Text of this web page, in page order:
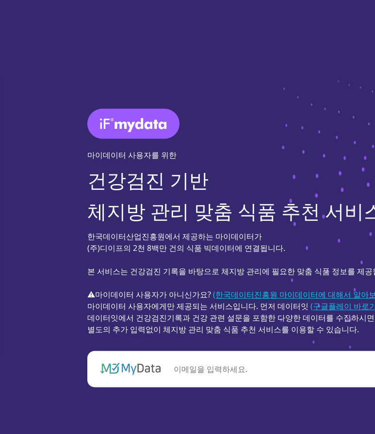
마이데이터 사용자를 위한
건강검진 기반
체지방 관리 맞춤 식품 추천 서비
한국데이터산업진흥원에서 제공하는 마이데이터가
(주)디이프의 2천 8백만 건의 식품 빅데이터에 연결됩니다.
본 서비스는 건강검진 기록을 바탕으로 체지방 관리에 필요한 맞춤 식품 정보를 제공
⚠마이데이터 사용자가 아니신가요?(한국데이터진흥원 마이데이터에 대해서 알아
마이데이터 사용자에게만 제공되는 서비스입니다. 먼저 데이터잇 (구글플레이 바로
데이터잇에서 건강검진기록과 건강 관련 설문을 포함한 다양한 데이터를 수집하시
별도의 추가 입력없이 체지방 관리 맞춤 식품 추천 서비스를 이용할 수 있습니다.